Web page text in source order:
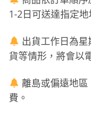
1-2日可送達指定地
出貨工作日為
貨等情形，將會以
離島或偏遠地
費。